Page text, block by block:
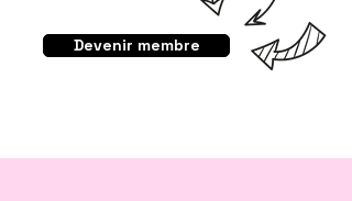
Devenir membre